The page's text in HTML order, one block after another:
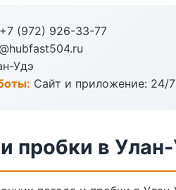
+7 (972) 926-33-77
Удэ
Сайт и приложение: 24/7
пробки в